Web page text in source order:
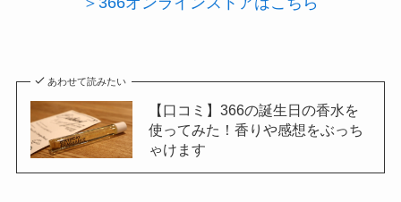
あわせて読みたい
【口コミ】366の誕生日の香水を
使ってみた！香りや感想をぶっち
ゃけます